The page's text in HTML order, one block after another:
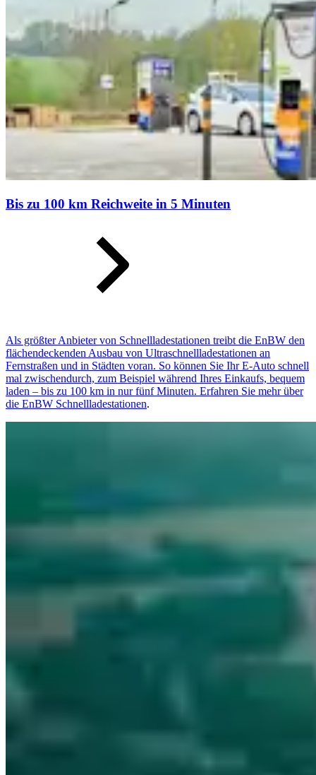
Bis zu 100 km Reichweite in 5 Minuten
Als größter Anbieter von Schnell­lade­stationen treibt die EnBW den
flächen­deckenden Ausbau von Ultraschnell­lade­stationen an
Fernstraßen und in Städten voran. So können Sie Ihr E-Auto schnell
mal zwischendurch, zum Beispiel während Ihres Einkaufs, bequem
laden – bis zu 100 km in nur fünf Minuten. Erfahren Sie mehr über
die EnBW Schnellladestationen.